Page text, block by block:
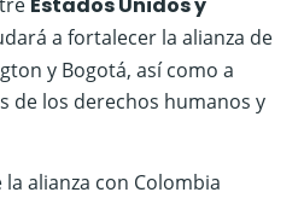
Estados Unidos y
a fortalecer la alianza de
y Bogotá, así como a
de los derechos humanos y
alianza con Colombia